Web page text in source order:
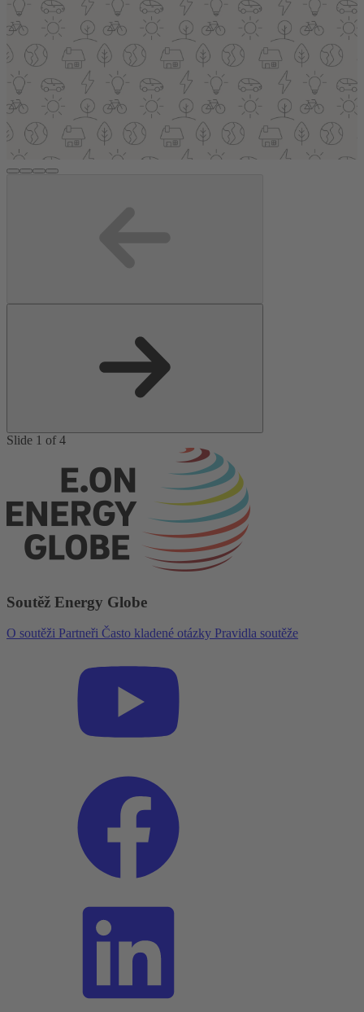
Slide 1 of 4
Soutěž Energy Globe
O soutěži Partneři Často kladené otázky Pravidla soutěže